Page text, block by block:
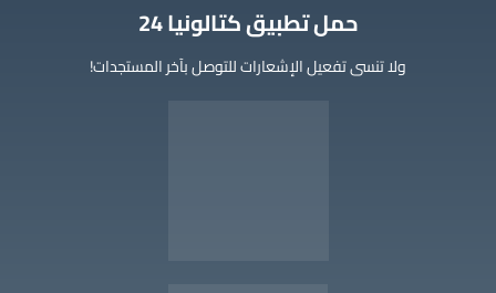
‫حمل تطبيق كتالونيا 24
ولا تنسى تفعيل الإشعارات للتوصل بآخر المستجدات!